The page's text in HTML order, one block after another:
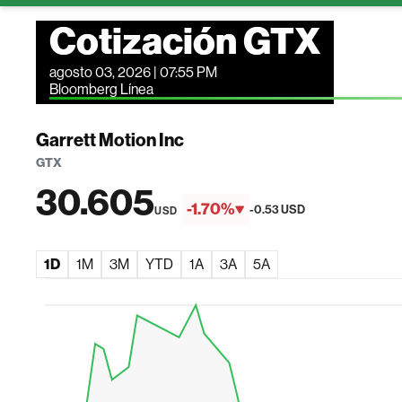
Cotización GTX
agosto 03, 2026 | 07:55 PM
Bloomberg Línea
Garrett Motion Inc
GTX
30.605USD -1.70% -0.53 USD
1D 1M 3M YTD 1A 3A 5A